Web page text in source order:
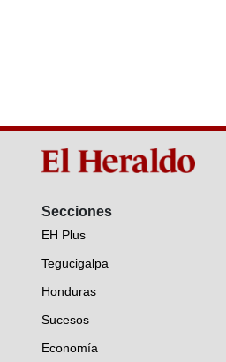
Secciones
EH Plus
Tegucigalpa
Honduras
Sucesos
Economía